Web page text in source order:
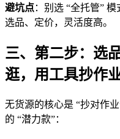
避坑点：别选 “全托管”
选品、定价，灵活度高。
三、第二步：选
逛，用工具抄作
无货源的核心是 “抄对作
的 “潜力款”：